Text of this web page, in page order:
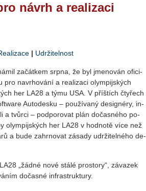
návrh a realizaci
| Udržitelnost
za­čát­kem srpna, že byl jme­no­ván ofi­ci­
pro na­vr­ho­vá­ní a re­a­li­za­ci olym­pij­ských
her LA28 a týmu USA. V příš­tích čtyřech
Au­to­de­s­ku – po­u­ží­va­ný de­sig­né­ry, in­
a tvůr­ci – pod­po­ro­vat plán do­čas­né­ho po­
olym­pij­ských her LA28 v hod­no­tě více než
a bude za­hr­no­vat zá­sa­dy udr­ži­tel­né­ho de­
„žádné nové stálé pro­sto­ry“, zá­va­zek
do­čas­né in­frastruk­tu­ry.